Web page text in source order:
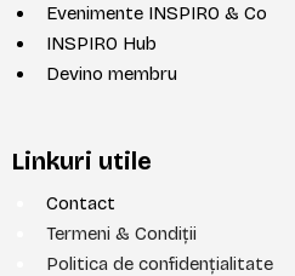
Evenimente INSPIRO & Co
INSPIRO Hub
Devino membru
Linkuri utile
Contact
Termeni & Condiții
Politica de confidențialitate